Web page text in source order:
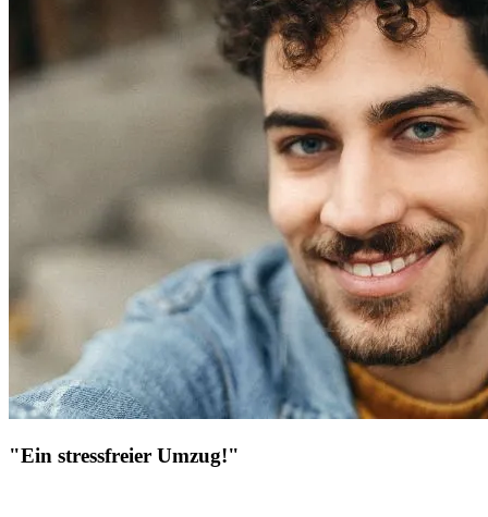
"Ein stressfreier Umzug!"